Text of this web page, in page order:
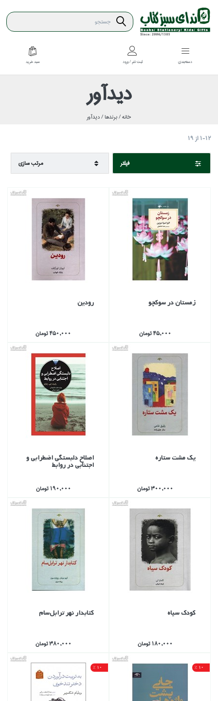
دسته‌بندي ثبت نام / ورود سبد خريد
ديدآور
خانه /برندها /ديدآور
1-12از 19
فيلتر مرتب سازي
زمستان در سوكچو
45,000 تومان
رودين
450,000 تومان
يك مشت ستاره
300,000 تومان
اصلاح دلبستگي اضطرابي و
اجتنابي در روابط
190,000 تومان
كودك سياه
180,000 تومان
كتابدار نهر ترابل‌سام
380,000 تومان
10 %
10 %